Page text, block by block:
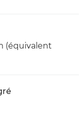
(équivalent